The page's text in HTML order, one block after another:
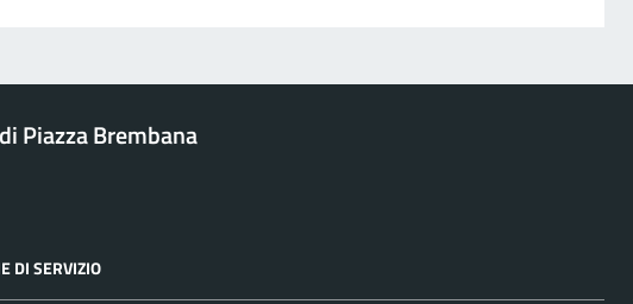
Piazza Brembana
DI SERVIZIO